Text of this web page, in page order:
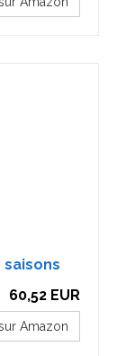
saisons
60,52 EUR
Amazon